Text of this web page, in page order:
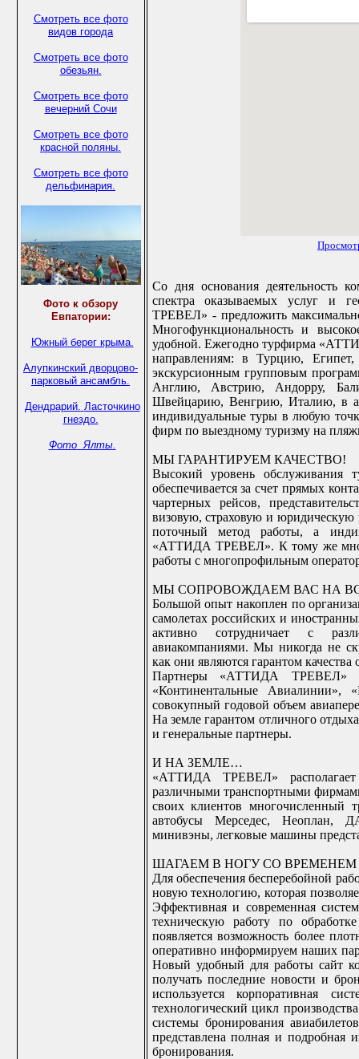
Смотреть все фото
видов города
Смотреть все фото
обезьян.
Смотреть все фото
вечерний Сочи
Смотреть все фото
красной поляны.
Смотреть все фото
дельфинария.
Фото к обзору
Евпатории:
Южный берег крыма.
Алупкинский дворцово-
парковый ансамбль.
Дендрарий. Ласточкино
гнездо.
Фото Ялты.
Со дня основания деятельность
спектра оказываемых услуг и
ТРЕВЕЛ» - предложить
Многофункциональность и
удобной. Ежегодно турфирма
направлениям: в Турцию,
экскурсионным групповым
Англию, Австрию, Андорру,
Швейцарию, Венгрию, Италию, в
индивидуальные туры в любую
фирм по выездному туризму на
МЫ ГАРАНТИРУЕМ КАЧЕСТВО!
Высокий уровень
обеспечивается за счет прямых
чартерных рейсов,
визовую, страховую и юридическую
поточный метод работы, а
«АТТИДА ТРЕВЕЛ». К тому же
работы с многопрофильным
МЫ СОПРОВОЖДАЕМ ВАС НА
Большой опыт накоплен по
самолетах российских и
активно сотрудничает с
авиакомпаниями. Мы никогда не
как они являются гарантом
Партнеры «АТТИДА ТРЕВЕЛ» в
«Континентальные Авиалинии»,
совокупный годовой объем
На земле гарантом отличного
и генеральные партнеры.
И НА ЗЕМЛЕ…
«АТТИДА ТРЕВЕЛ» располагает
различными транспортными
своих клиентов многочисленный
автобусы Мерседес, Неоплан,
минивэны, легковые машины
ШАГАЕМ В НОГУ СО ВРЕМЕНЕМ
Для обеспечения бесперебойной
новую технологию, которая
Эффективная и современная
техническую работу по
появляется возможность более
оперативно информируем наших
Новый удобный для работы сайт
получать последние новости и
используется корпоративная
технологический цикл
системы бронирования
представлена полная и подробная
бронирования.